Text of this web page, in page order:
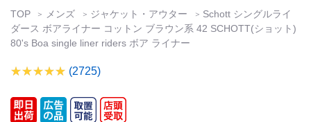
TOP メンズ ジャケット・アウター
Schott シングルライ
ダース ボアライナー コットン ブラウン系 42 SCHOTT(ショット)
80's Boa single liner riders ボア ライナー
(2725)